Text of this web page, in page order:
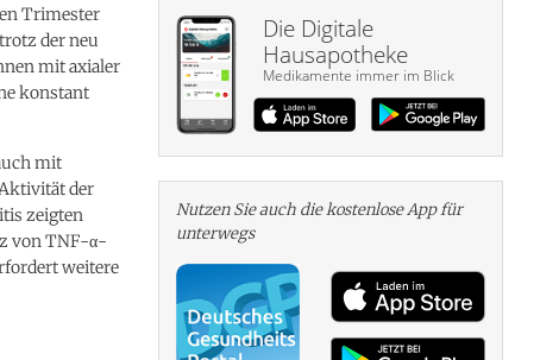
Trimester
der neu
mit axialer
konstant
mit
der
zeigten
von TNF-α-
weitere
Die Digitale
Hausapotheke
Medikamente immer im Blick
Nutzen Sie auch die kosten­lose App für
unterwegs